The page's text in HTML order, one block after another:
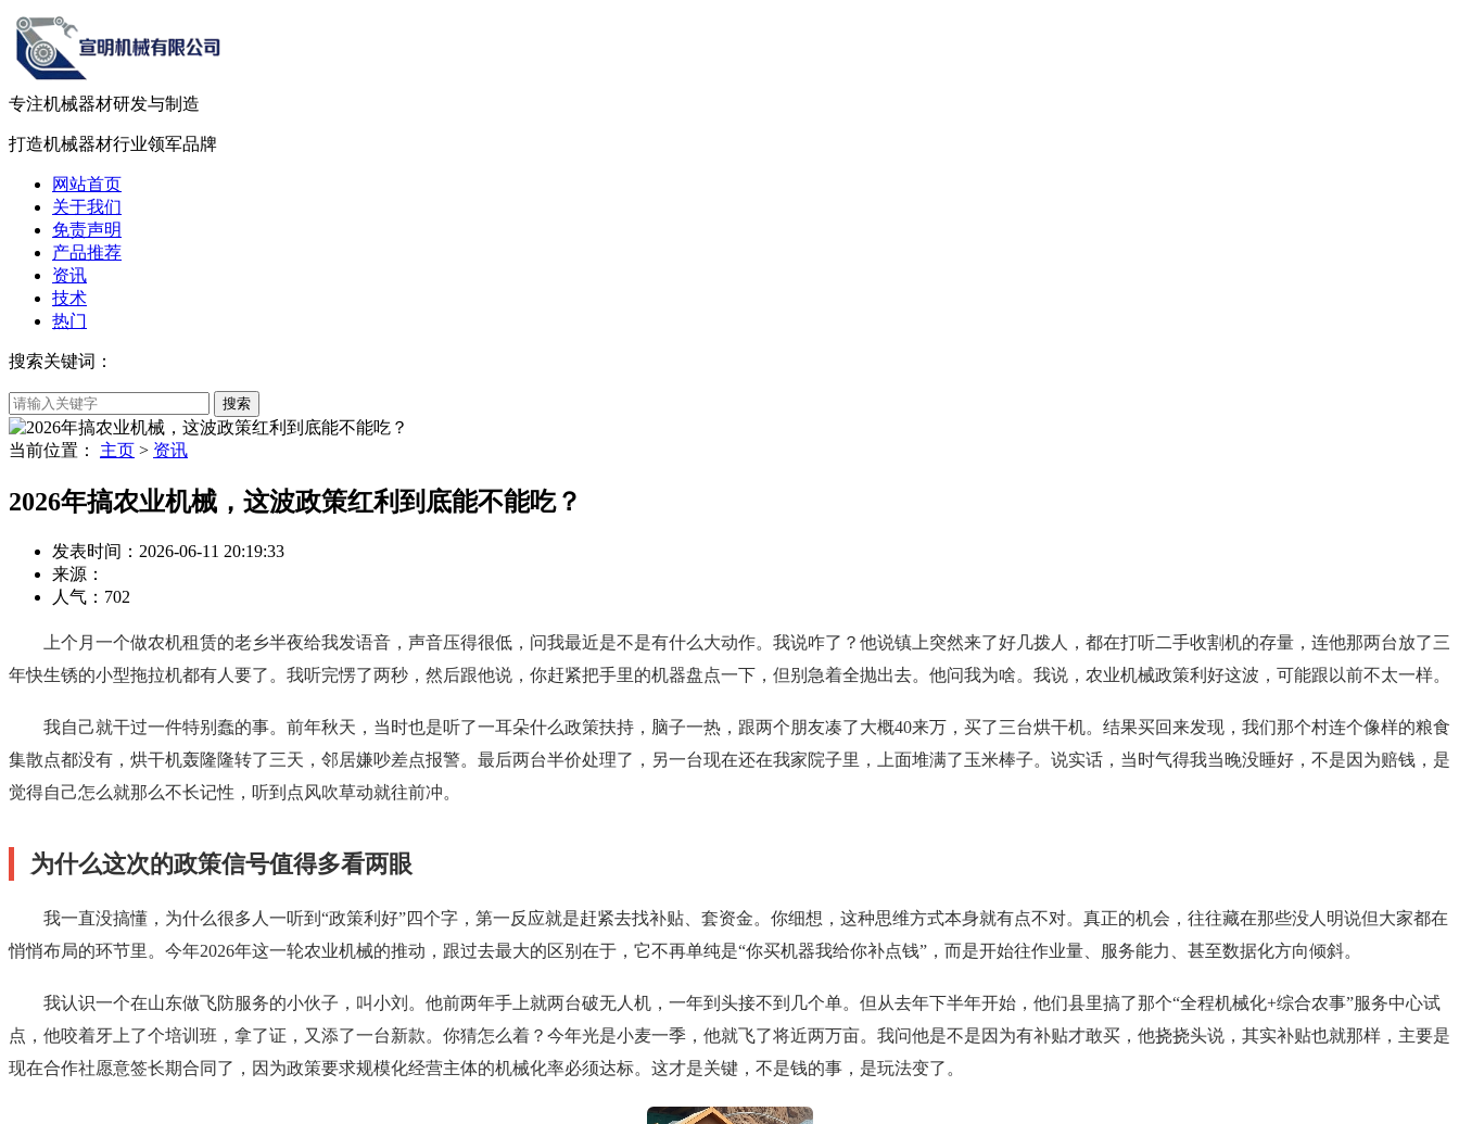
专注机械器材研发与制造
打造机械器材行业领军品牌
网站首页
关于我们
免责声明
产品推荐
资讯
技术
热门
搜索关键词：
当前位置： 主页 > 资讯
2026年搞农业机械，这波政策红利到底能不能吃？
发表时间：2026-06-11 20:19:33
来源：
人气： 702
上个月一个做农机租赁的老乡半夜给我发语音，声音压得很低，问我最近是不是有什么大动作。我说咋了？他说镇上突然来了好几拨人，都在打听二手收割机的存量，连他那两台放了三
年快生锈的小型拖拉机都有人要了。我听完愣了两秒，然后跟他说，你赶紧把手里的机器盘点一下，但别急着全抛出去。他问我为啥。我说，农业机械政策利好这波，可能跟以前不太一样。
我自己就干过一件特别蠢的事。前年秋天，当时也是听了一耳朵什么政策扶持，脑子一热，跟两个朋友凑了大概40来万，买了三台烘干机。结果买回来发现，我们那个村连个像样的粮食
集散点都没有，烘干机轰隆隆转了三天，邻居嫌吵差点报警。最后两台半价处理了，另一台现在还在我家院子里，上面堆满了玉米棒子。说实话，当时气得我当晚没睡好，不是因为赔钱，是
觉得自己怎么就那么不长记性，听到点风吹草动就往前冲。
为什么这次的政策信号值得多看两眼
我一直没搞懂，为什么很多人一听到“政策利好”四个字，第一反应就是赶紧去找补贴、套资金。你细想，这种思维方式本身就有点不对。真正的机会，往往藏在那些没人明说但大家都在
悄悄布局的环节里。今年2026年这一轮农业机械的推动，跟过去最大的区别在于，它不再单纯是“你买机器我给你补点钱”，而是开始往作业量、服务能力、甚至数据化方向倾斜。
我认识一个在山东做飞防服务的小伙子，叫小刘。他前两年手上就两台破无人机，一年到头接不到几个单。但从去年下半年开始，他们县里搞了那个“全程机械化+综合农事”服务中心试
点，他咬着牙上了个培训班，拿了证，又添了一台新款。你猜怎么着？今年光是小麦一季，他就飞了将近两万亩。我问他是不是因为有补贴才敢买，他挠挠头说，其实补贴也就那样，主要是
现在合作社愿意签长期合同了，因为政策要求规模化经营主体的机械化率必须达标。这才是关键，不是钱的事，是玩法变了。